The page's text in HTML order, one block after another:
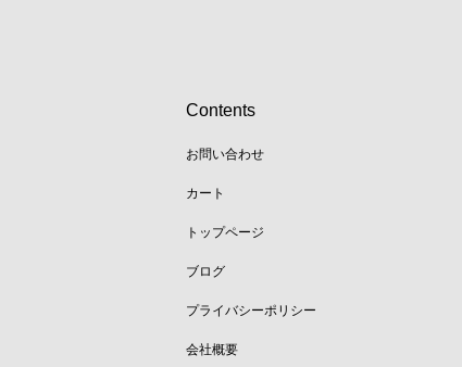
Contents
お問い合わせ
カート
トップページ
ブログ
プライバシーポリシー
会社概要